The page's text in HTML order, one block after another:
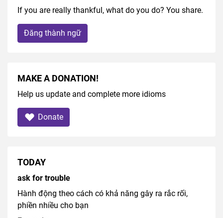
If you are really thankful, what do you do? You share.
Đăng thành ngữ
MAKE A DONATION!
Help us update and complete more idioms
Donate
TODAY
ask for trouble
Hành động theo cách có khả năng gây ra rắc rối,
phiền nhiều cho bạn